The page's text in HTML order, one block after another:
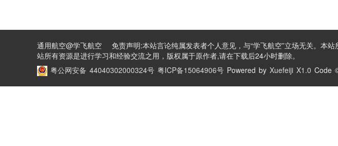
通用航空@学飞航空 免责声明:本站言论纯属发表者个人意见，与“学飞航空”立场无关。本
站所有资源是进行学习和经验交流之用，版权属于原作者,请在下载后24小时删除。
粤公网安备 44040302000324号 粤ICP备15064906号 Powered by Xuefeiji X1.0 Code